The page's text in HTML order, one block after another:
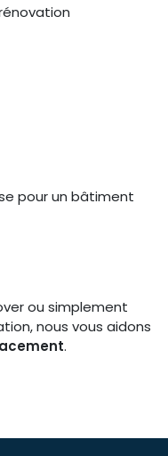
pour un bâtiment
ou simplement
nous vous aidons
.